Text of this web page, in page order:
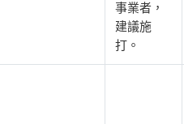
事業者，
建議施
打。